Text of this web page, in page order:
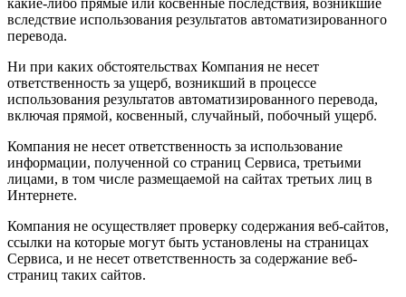
какие-либо прямые или косвенные последствия, возникшие
вследствие использования результатов автоматизированного
перевода.
Ни при каких обстоятельствах Компания не несет
ответственность за ущерб, возникший в процессе
использования результатов автоматизированного перевода,
включая прямой, косвенный, случайный, побочный ущерб.
Компания не несет ответственность за использование
информации, полученной со страниц Сервиса, третьими
лицами, в том числе размещаемой на сайтах третьих лиц в
Интернете.
Компания не осуществляет проверку содержания веб-сайтов,
ссылки на которые могут быть установлены на страницах
Сервиса, и не несет ответственность за содержание веб-
страниц таких сайтов.